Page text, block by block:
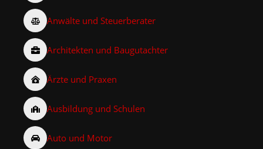
Anwälte und Steuerberater
Architekten und Baugutachter
Ärzte und Praxen
Ausbildung und Schulen
Auto und Motor